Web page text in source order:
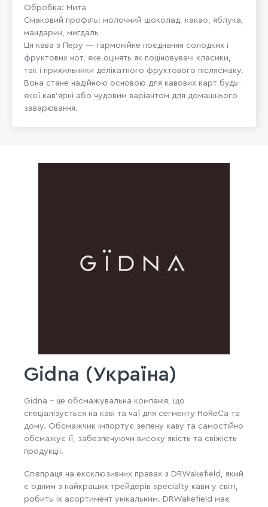
Обробка: Мита
Смаковий профіль: молочний шоколад, какао, яблука,
мандарин, мигдаль
Ця кава з Перу — гармонійне поєднання солодких і
фруктових нот, яке оцінять як поціновувачі класики,
так і прихильники делікатного фруктового післясмаку.
Вона стане надійною основою для кавових карт будь-
якої кав’ярні або чудовим варіантом для домашнього
заварювання.
Gidna (Україна)
Gidna - це обсмажувальна компанія, що
спеціалізується на каві та чаї для сегменту HoReCa та
дому. Обсмажчик імпортує зелену каву та самостійно
обсмажує її, забезпечуючи високу якість та свіжість
продукції.
Співпраця на ексклюзивних правах з DRWakefield, який
є одним з найкращих трейдерів specialty кави у світі,
робить їх асортимент унікальним. DRWakefield має